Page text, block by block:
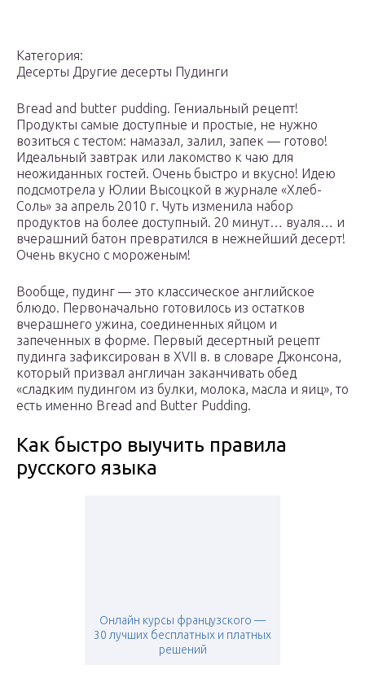
Категория:
Десерты Другие десерты Пудинги
Bread and butter pudding. Гениальный рецепт!
Продукты самые доступные и простые, не нужно
возиться с тестом: намазал, залил, запек — готово!
Идеальный завтрак или лакомство к чаю для
неожиданных гостей. Очень быстро и вкусно! Идею
подсмотрела у Юлии Высоцкой в журнале «Хлеб-
Соль» за апрель 2010 г. Чуть изменила набор
продуктов на более доступный. 20 минут… вуаля… и
вчерашний батон превратился в нежнейший десерт!
Очень вкусно с мороженым!
Вообще, пудинг — это классическое английское
блюдо. Первоначально готовилось из остатков
вчерашнего ужина, соединенных яйцом и
запеченных в форме. Первый десертный рецепт
пудинга зафиксирован в XVII в. в словаре Джонсона,
который призвал англичан заканчивать обед
«сладким пудингом из булки, молока, масла и яиц», то
есть именно Bread and Butter Pudding.
Как быстро выучить правила
русского языка
Онлайн курсы французского —
30 лучших бесплатных и платных
решений